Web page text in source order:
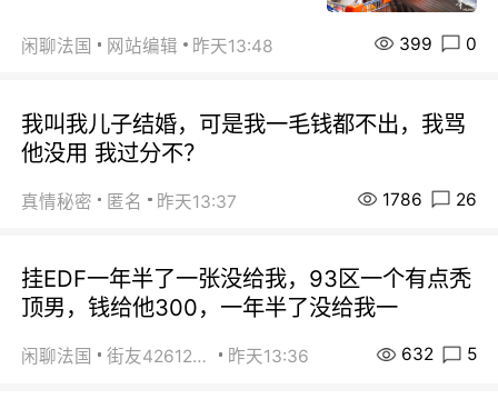
闲聊法国 网站编辑 昨天13:48 399 0
我叫我儿子结婚，可是我一毛钱都不出，我骂
他没用 我过分不？
真情秘密 匿名 昨天13:37 1786 26
挂EDF一年半了一张没给我，93区一个有点秃
顶男，钱给他300，一年半了没给我一
闲聊法国 街友42612092 昨天13:36 632 5